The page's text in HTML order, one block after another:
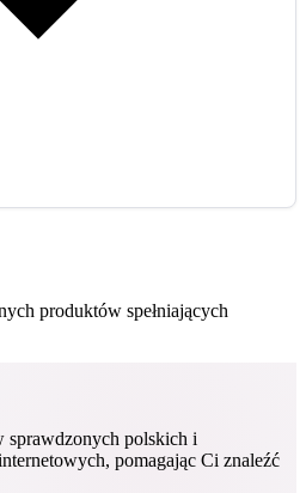
produktów spełniających
sprawdzonych polskich i
pomagając Ci znaleźć